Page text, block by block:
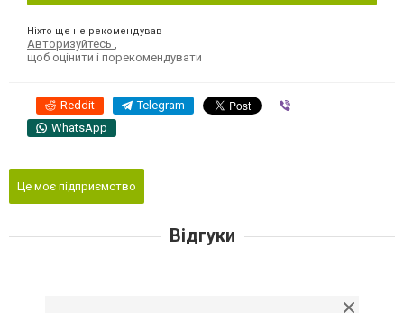
Ніхто ще не рекомендував
Авторизуйтесь
щоб оцінити і порекомендувати
Reddit Telegram
WhatsApp
Це моє підприємство
Відгуки